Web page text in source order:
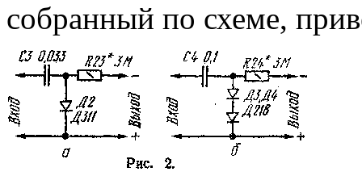
собранный по схеме,